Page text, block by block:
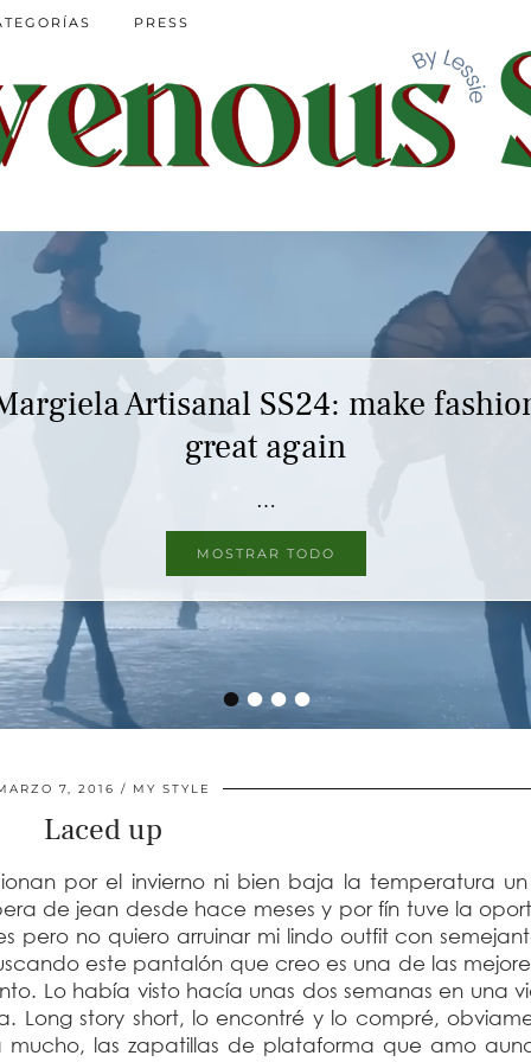
PRESS
••••
Artisanal SS24: make
great again
…
MOSTRAR TODO
Marc Jacobs SS23 y el buscar confort
en nuestros héroes
…
MOSTRAR TODO
7, 2016 MY STYLE
Laced up
por el invierno ni bien baja la temperatura
de jean desde hace meses y por fín tuve la
pero no quiero arruinar mi lindo outfit con
este pantalón que creo es una de las
Lo había visto hacía unas dos semanas en una
Long story short, lo encontré y lo compré,
las zapatillas de plataforma que amo